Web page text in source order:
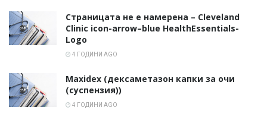
Страницата не е намерена – Cleveland
Clinic icon-arrow–blue HealthEssentials-
Logo
4 ГОДИНИ AGO
Maxidex (дексаметазон капки за очи
(суспензия))
4 ГОДИНИ AGO